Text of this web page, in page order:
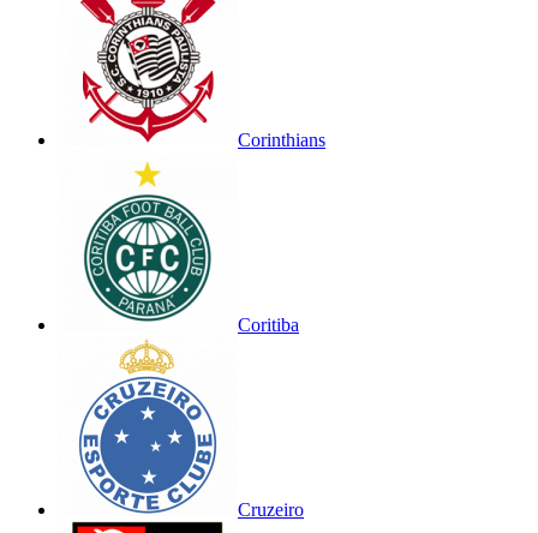
Corinthians
Coritiba
Cruzeiro